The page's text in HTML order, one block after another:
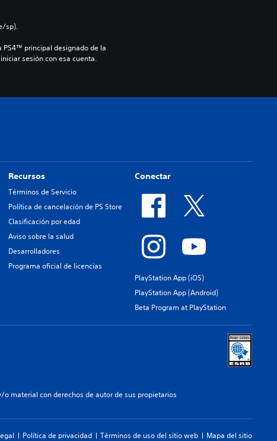
sp).
principal designado de la
sesión con esa cuenta.
Recursos
Términos de Servicio
Política de cancelación de PS Store
Clasificación por edad
Aviso sobre la salud
Desarrolladores
Programa oficial de licencias
Conectar
PlayStation App (iOS)
PlayStation App (Android)
Beta Program at PlayStation
material con derechos de autor de sus propietarios
Política de privacidad Términos de uso del sitio web Mapa del sitio